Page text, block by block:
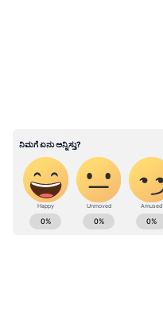
ಭಾರತ
ABOUT THE AUTHOR